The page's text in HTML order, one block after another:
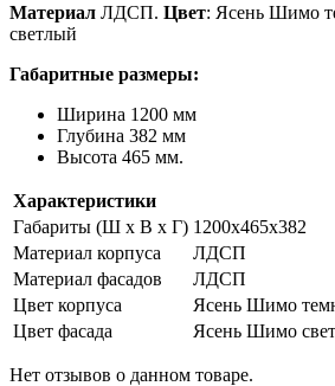
Материал ЛДСП. Цвет: Ясень Шимо
светлый
Габаритные размеры:
Ширина 1200 мм
Глубина 382 мм
Высота 465 мм.
Характеристики
Габариты (Ш x В x Г) 1200х465х382
Материал корпуса
ЛДСП
Материал фасадов
ЛДСП
Цвет корпуса
Ясень Шимо
Цвет фасада
Ясень Шимо
Нет отзывов о данном товаре.